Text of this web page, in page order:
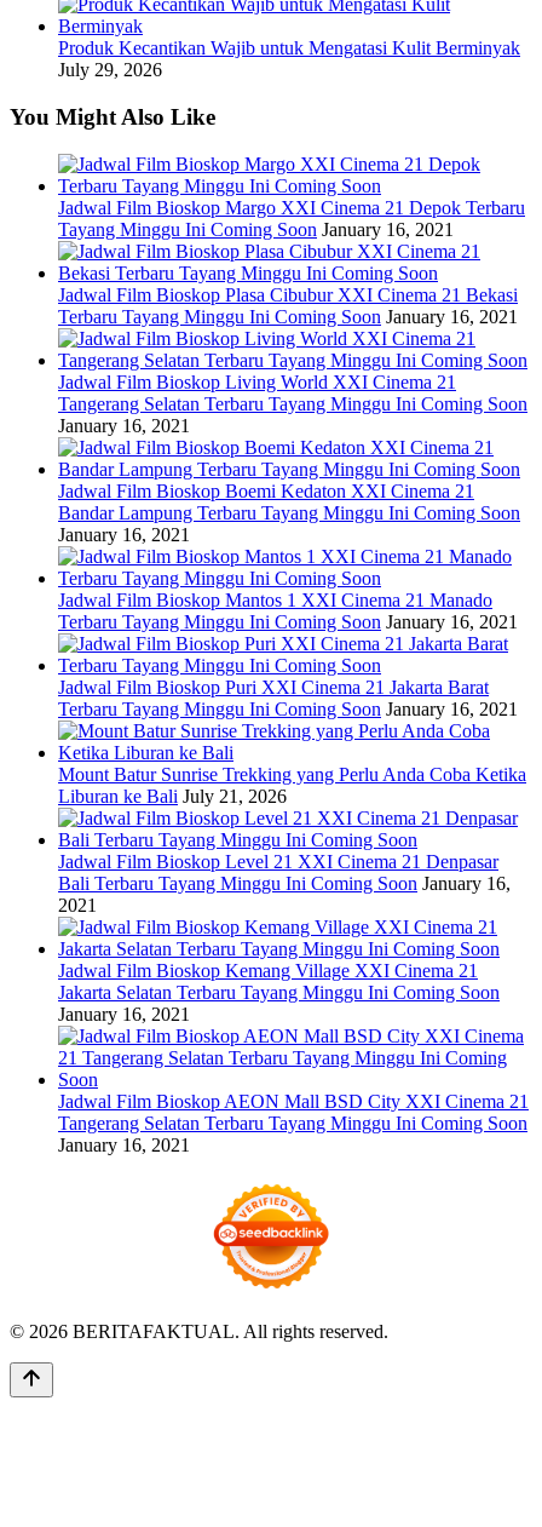
Produk Kecantikan Wajib untuk Mengatasi Kulit Berminyak
July 29, 2026
You Might Also Like
Jadwal Film Bioskop Margo XXI Cinema 21 Depok Terbaru
Tayang Minggu Ini Coming Soon January 16, 2021
Jadwal Film Bioskop Plasa Cibubur XXI Cinema 21 Bekasi
Terbaru Tayang Minggu Ini Coming Soon January 16, 2021
Jadwal Film Bioskop Living World XXI Cinema 21
Tangerang Selatan Terbaru Tayang Minggu Ini Coming Soon
January 16, 2021
Jadwal Film Bioskop Boemi Kedaton XXI Cinema 21
Bandar Lampung Terbaru Tayang Minggu Ini Coming Soon
January 16, 2021
Jadwal Film Bioskop Mantos 1 XXI Cinema 21 Manado
Terbaru Tayang Minggu Ini Coming Soon January 16, 2021
Jadwal Film Bioskop Puri XXI Cinema 21 Jakarta Barat
Terbaru Tayang Minggu Ini Coming Soon January 16, 2021
Mount Batur Sunrise Trekking yang Perlu Anda Coba Ketika
Liburan ke Bali July 21, 2026
Jadwal Film Bioskop Level 21 XXI Cinema 21 Denpasar
Bali Terbaru Tayang Minggu Ini Coming Soon January 16,
2021
Jadwal Film Bioskop Kemang Village XXI Cinema 21
Jakarta Selatan Terbaru Tayang Minggu Ini Coming Soon
January 16, 2021
Jadwal Film Bioskop AEON Mall BSD City XXI Cinema 21
Tangerang Selatan Terbaru Tayang Minggu Ini Coming Soon
January 16, 2021
© 2026 BERITAFAKTUAL. All rights reserved.